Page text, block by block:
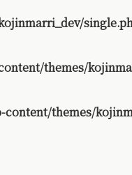
themes/
themes/